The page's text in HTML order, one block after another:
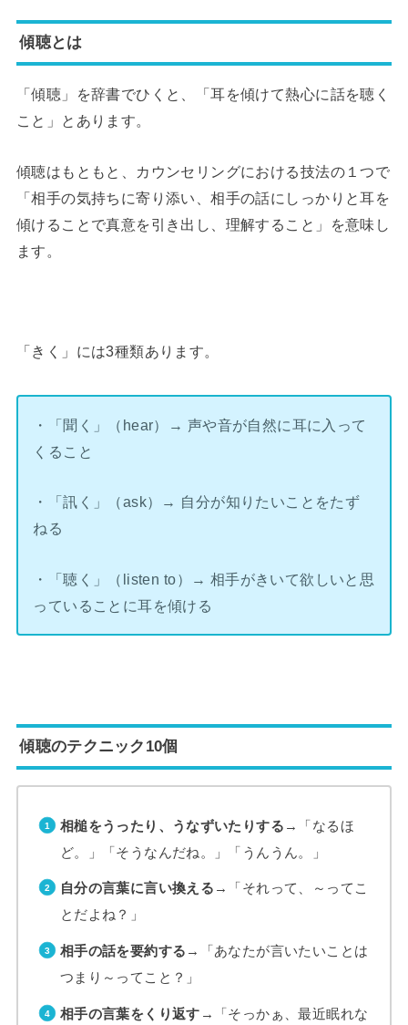
傾聴とは
「傾聴」を辞書でひくと、「耳を傾けて熱心に話を聴く
こと」とあります。
傾聴はもともと、カウンセリングにおける技法の１つで
「相手の気持ちに寄り添い、相手の話にしっかりと耳を
傾けることで真意を引き出し、理解すること」を意味し
ます。
「きく」には3種類あります。
・「聞く」（hear）→ 声や音が自然に耳に入って
くること
・「訊く」（ask）→ 自分が知りたいことをたず
ねる
・「聴く」（listen to）→ 相手がきいて欲しいと思
っていることに耳を傾ける
傾聴のテクニック10個
相槌をうったり、うなずいたりする →「なるほ
ど。」「そうなんだね。」「うんうん。」
自分の言葉に言い換える →「それって、～ってこ
とだよね？」
相手の話を要約する →「あなたが言いたいことは
つまり～ってこと？」
相手の言葉をくり返す →「そっかぁ、最近眠れな